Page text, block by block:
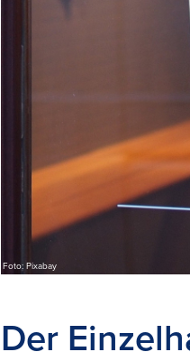
Foto: Pixabay
Der